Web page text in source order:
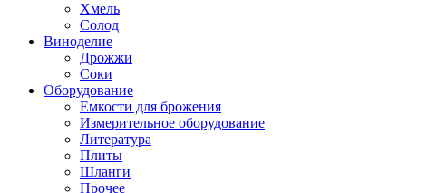
Хмель
Солод
Виноделие
Дрожжи
Соки
Оборудование
Емкости для брожения
Измерительное оборудование
Литература
Плиты
Шланги
Прочее